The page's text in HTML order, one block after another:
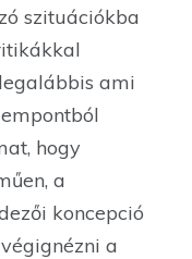
szituációkba
ami
hogy
a
koncepció
a